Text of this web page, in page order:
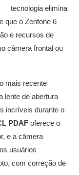
tecnologia elimina
que o Zenfone 6
e recursos de
câmera frontal ou
mais recente
lente de abertura
incríveis durante o
PDAF oferece o
e a câmera
usuários
com correção de